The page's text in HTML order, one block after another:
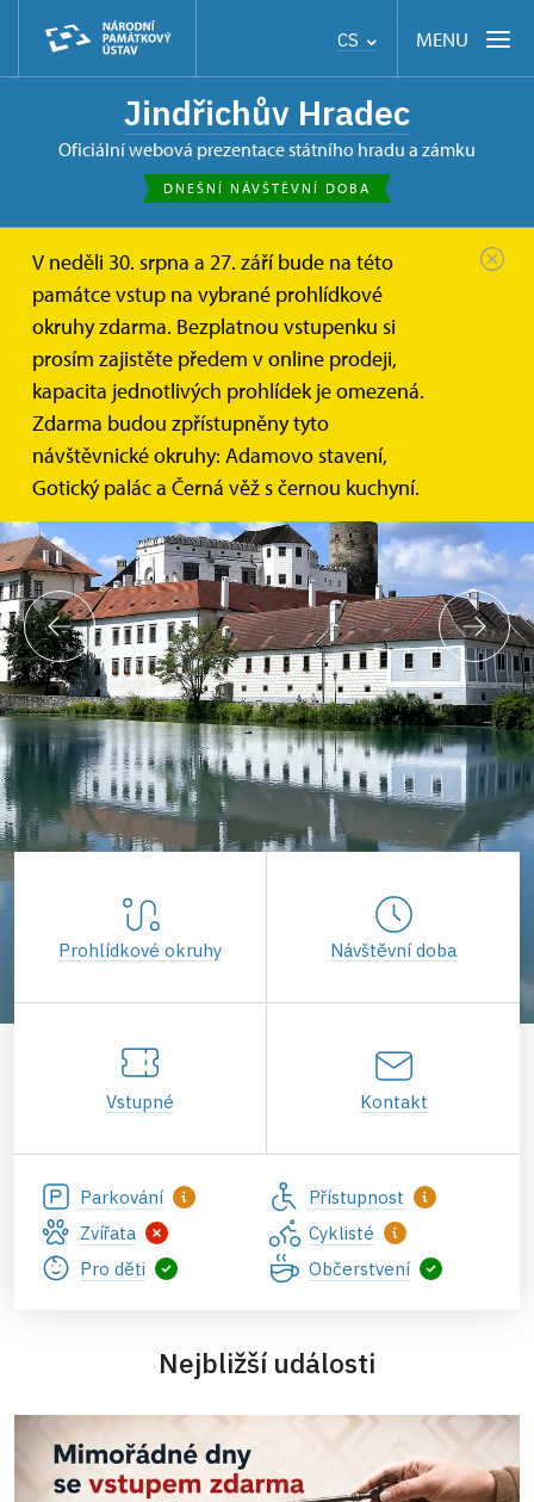
CS MENU
Jindřichův Hradec
oficiální webová prezentace státního hradu a zámku
DNEŠNÍ NÁVŠTĚVNÍ DOBA
V neděli 30. srpna a 27. září bude na této
památce vstup na vybrané prohlídkové
okruhy zdarma. Bezplatnou vstupenku si
prosím zajistěte předem v online prodeji,
kapacita jednotlivých prohlídek je omezená.
Zdarma budou zpřístupněny tyto
návštěvnické okruhy: Adamovo stavení,
Gotický palác a Černá věž s černou kuchyní.
Prohlídkové okruhy Návštěvní doba
Vstupné Kontakt
Parkování
Přístupnost
Zvířata
Cyklisté
Pro děti
Občerstvení
Nejbližší události